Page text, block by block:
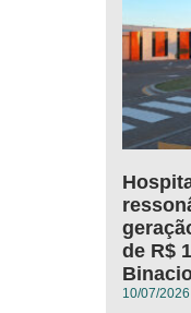
de R$
10/07/2026